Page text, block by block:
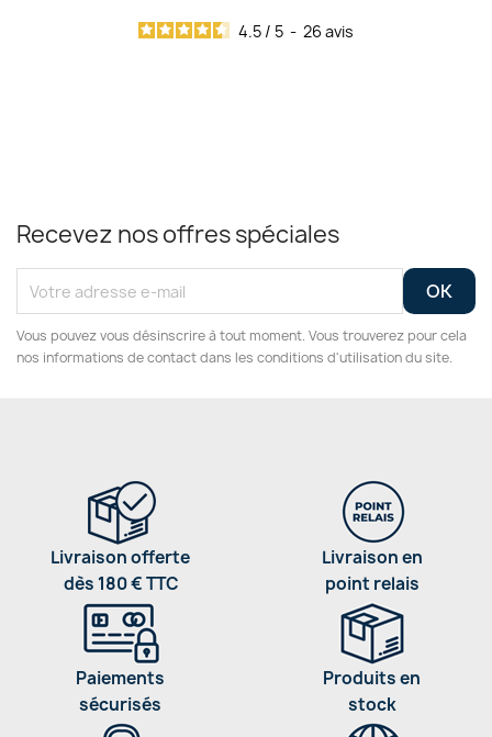
4.5 / 5 - 26 avis
Recevez nos offres spéciales
Vous pouvez vous désinscrire à tout moment. Vous trouverez pour cela
nos informations de contact dans les conditions d'utilisation du site.
Livraison offerte
dès 180 € TTC
Livraison en
point relais
Paiements
sécurisés
Produits en
stock